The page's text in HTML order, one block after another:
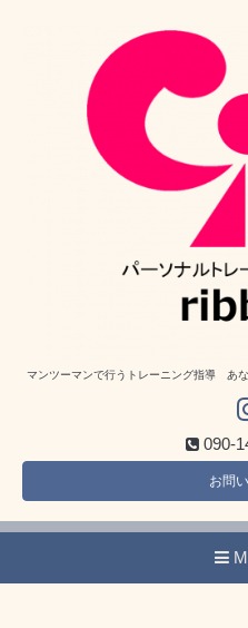
マンツーマンで行うトレーニング指導 あ
090-
お問